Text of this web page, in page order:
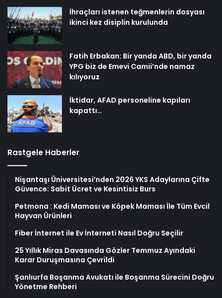
İhraçları istenen teğmenlerin dosyası
ikinci kez disiplin kurulunda
Fatih Erbakan: Bir yanda ABD, bir yanda
YPG biz de Emevi Camii’nde namaz
kılıyoruz
İktidar, AFAD personeline kapıları
kapattı…
Rastgele Haberler
Nişantaşı Üniversitesi’nden 2026 YKS Adaylarına Çifte
Güvence: Sabit Ücret ve Kesintisiz Burs
Petmona : Kedi Maması ve Köpek Maması İle Tüm Evcil
Hayvan Ürünleri
Fiber İnternet ile Ev İnterneti Nasıl Doğru Seçilir
25 Yıllık Miras Davasında Gözler Temmuz Ayındaki
Karar Duruşmasına Çevrildi
Şanlıurfa Boşanma Avukatı ile Boşanma Sürecini Doğru
Yönetme Rehberi